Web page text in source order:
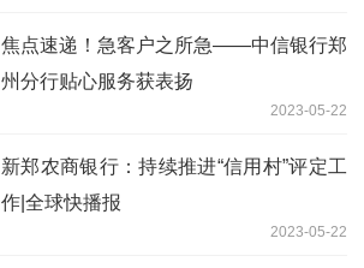
焦点速递！急客户之所急——中信银行郑
州分行贴心服务获表扬
2023-05-22
新郑农商银行：持续推进“信用村”评定工
作|全球快播报
2023-05-22